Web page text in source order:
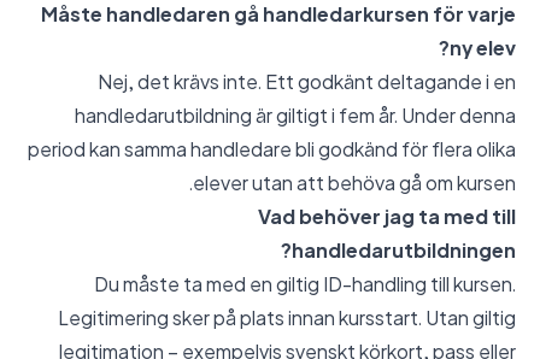
Måste handledaren gå handledarkursen för varje
ny elev?
Nej, det krävs inte. Ett godkänt deltagande i en
handledarutbildning är giltigt i fem år. Under denna
period kan samma handledare bli godkänd för flera olika
elever utan att behöva gå om kursen.
Vad behöver jag ta med till
handledarutbildningen?
Du måste ta med en giltig ID-handling till kursen.
Legitimering sker på plats innan kursstart. Utan giltig
legitimation – exempelvis svenskt körkort, pass eller